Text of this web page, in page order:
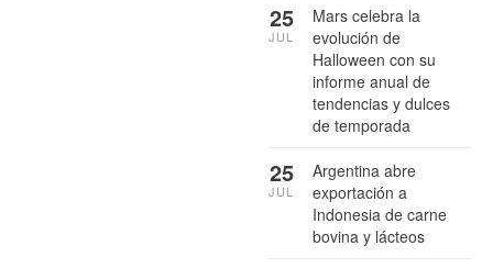
Mars celebra la
evolución de
Halloween con su
informe anual de
tendencias y dulces
de temporada
25
JUL
Argentina abre
exportación a
Indonesia de carne
bovina y lácteos
25
JUL